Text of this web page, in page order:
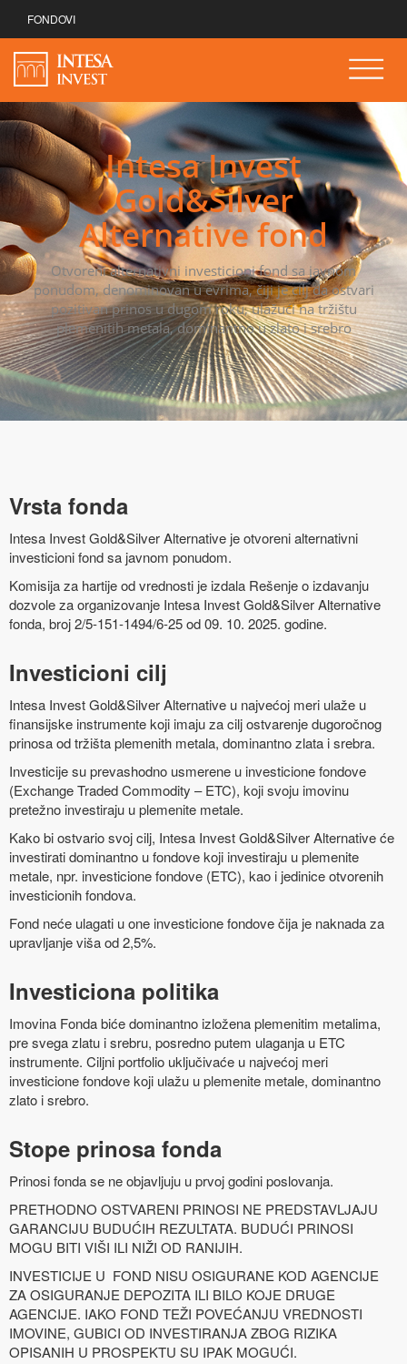
FONDOVI
Intesa Invest
Gold&Silver
Alternative fond
Otvoreni alternativni investicioni fond sa javnom
ponudom, denominovan u evrima, čiji je cilj da ostvari
pozitivan prinos u dugom roku, ulažući na tržištu
plemenitih metala, dominantno u zlato i srebro
Vrsta fonda
Intesa Invest Gold&Silver Alternative je otvoreni alternativni
investicioni fond sa javnom ponudom.
Komisija za hartije od vrednosti je izdala Rešenje o izdavanju
dozvole za organizovanje Intesa Invest Gold&Silver Alternative
fonda, broj 2/5-151-1494/6-25 od 09. 10. 2025. godine.
Investicioni cilj
Intesa Invest Gold&Silver Alternative u najvećoj meri ulaže u
finansijske instrumente koji imaju za cilj ostvarenje dugoročnog
prinosa od tržišta plemenith metala, dominantno zlata i srebra.
Investicije su prevashodno usmerene u investicione fondove
(Exchange Traded Commodity – ETC), koji svoju imovinu
pretežno investiraju u plemenite metale.
Kako bi ostvario svoj cilj, Intesa Invest Gold&Silver Alternative će
investirati dominantno u fondove koji investiraju u plemenite
metale, npr. investicione fondove (ETC), kao i jedinice otvorenih
investicionih fondova.
Fond neće ulagati u one investicione fondove čija je naknada za
upravljanje viša od 2,5%.
Investiciona politika
Imovina Fonda biće dominantno izložena plemenitim metalima,
pre svega zlatu i srebru, posredno putem ulaganja u ETC
instrumente. Ciljni portfolio uključivaće u najvećoj meri
investicione fondove koji ulažu u plemenite metale, dominantno
zlato i srebro.
Stope prinosa fonda
Prinosi fonda se ne objavljuju u prvoj godini poslovanja.
PRETHODNO OSTVARENI PRINOSI NE PREDSTAVLJAJU
GARANCIJU BUDUĆIH REZULTATA. BUDUĆI PRINOSI
MOGU BITI VIŠI ILI NIŽI OD RANIJIH.
INVESTICIJE U FOND NISU OSIGURANE KOD AGENCIJE
ZA OSIGURANJE DEPOZITA ILI BILO KOJE DRUGE
AGENCIJE. IAKO FOND TEŽI POVEĆANJU VREDNOSTI
IMOVINE, GUBICI OD INVESTIRANJA ZBOG RIZIKA
OPISANIH U PROSPEKTU SU IPAK MOGUĆI.